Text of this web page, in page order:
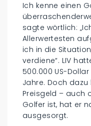
Ich kenne einen
sagte wörtlich:
Allerwertesten
ich in die
verdiene“. LIV
500.000 US-
Jahre. Doch
Preisgeld – auch
Golfer ist, hat er
ausgesorgt.